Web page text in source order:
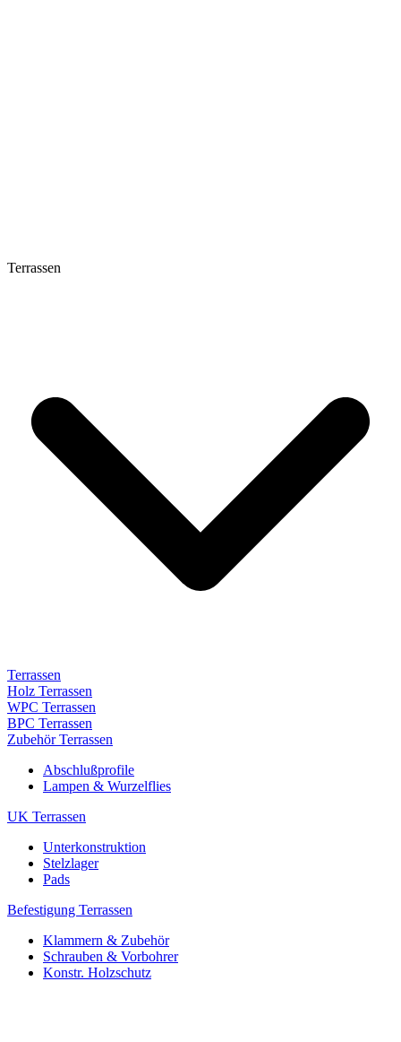
Terrassen
Terrassen
Holz Terrassen
WPC Terrassen
BPC Terrassen
Zubehör Terrassen
Abschlußprofile
Lampen & Wurzelflies
UK Terrassen
Unterkonstruktion
Stelzlager
Pads
Befestigung Terrassen
Klammern & Zubehör
Schrauben & Vorbohrer
Konstr. Holzschutz